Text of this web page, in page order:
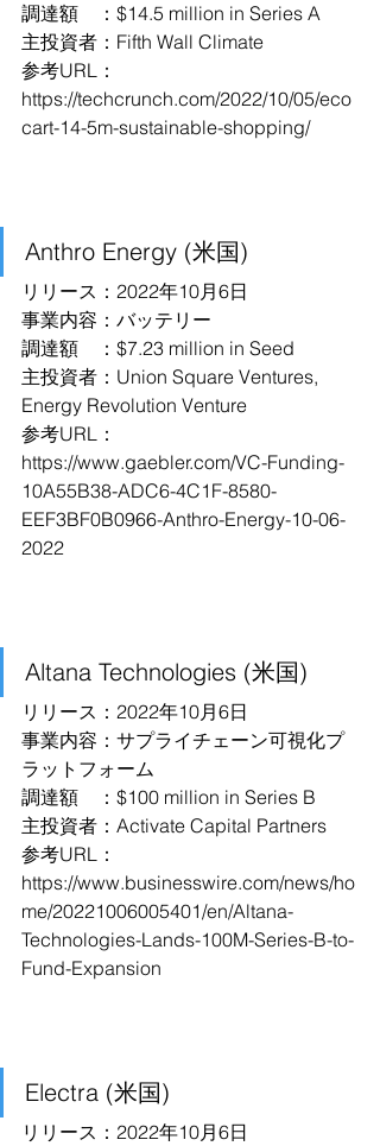
調達額　：$14.5 million in Series A
主投資者：Fifth Wall Climate
参考URL：
https://techcrunch.com/2022/10/05/eco
cart-14-5m-sustainable-shopping/
Anthro Energy (米国)
リリース：2022年10月6日
事業内容：バッテリー
調達額　：$7.23 million in Seed
主投資者：Union Square Ventures,
Energy Revolution Venture
参考URL：
https://www.gaebler.com/VC-Funding-
10A55B38-ADC6-4C1F-8580-
EEF3BF0B0966-Anthro-Energy-10-06-
2022
Altana Technologies (米国)
リリース：2022年10月6日
事業内容：サプライチェーン可視化プ
ラットフォーム
調達額　：$100 million in Series B
主投資者：Activate Capital Partners
参考URL：
https://www.businesswire.com/news/ho
me/20221006005401/en/Altana-
Technologies-Lands-100M-Series-B-to-
Fund-Expansion
Electra (米国)
リリース：2022年10月6日